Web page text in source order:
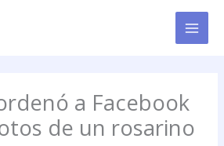
a Facebook
de un rosarino